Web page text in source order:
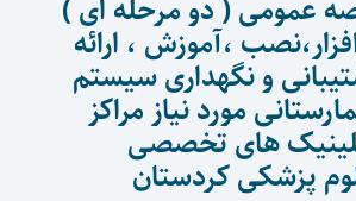
عمومی ( دو مرحله ای )
،آموزش ، ارائه
و نگهداری سیستم
مورد نیاز مراکز
های تخصصی
پزشکی کردستان